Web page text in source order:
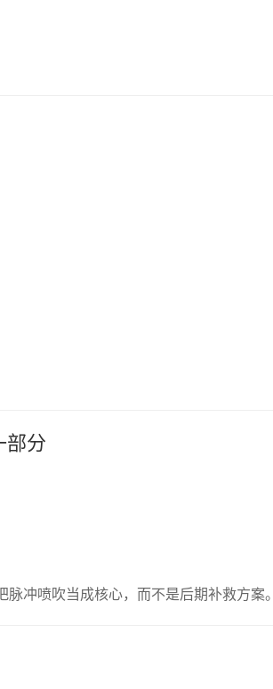
部分
脉冲喷吹当成核心，而不是后期补救方案。